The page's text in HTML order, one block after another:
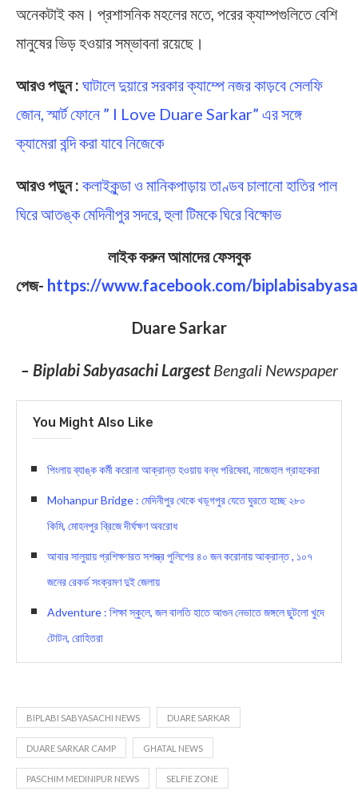
অনেকটাই কম। প্রশাসনিক মহলের মতে, পরের ক্যাম্পগুলিতে বেশি
মানুষের ভিড় হওয়ার সম্ভাবনা রয়েছে।
আরও পড়ুন : ঘাটালে দুয়ারে সরকার ক্যাম্পে নজর কাড়বে সেলফি
জোন, স্মার্ট ফোনে ” I Love Duare Sarkar” এর সঙ্গে
ক্যামেরা বন্দি করা যাবে নিজেকে
আরও পড়ুন : কলাইকুন্ডা ও মানিকপাড়ায় তাণ্ডব চালানো হাতির পাল
ঘিরে আতঙ্ক মেদিনীপুর সদরে, হুলা টিমকে ঘিরে বিক্ষোভ
লাইক করুন আমাদের ফেসবুক
পেজ- https://www.facebook.com/
Duare Sarkar
– Biplabi Sabyasachi LargestBengali Newspaper
You Might Also Like
পিংল‍ায় ব্যাঙ্ক কর্মী করোনা আক্রান্ত হওয়ায় বন্ধ পরিষেবা, নাজেহাল গ্রাহকেরা
Mohanpur Bridge : মেদিনীপুর থেকে খড়্গপুর যেতে ঘুরতে হচ্ছে ২৮০
কিমি, মোহনপুর ব্রিজে দীর্ঘক্ষণ অবরোধ
আবার সালুয়ায় প্রশিক্ষণরত সশস্ত্র পুলিশের ৪০ জন করোনায় আক্রান্ত , ১০৭
জনের রেকর্ড সংক্রমণ দুই জেলায়
Adventure : শিক্ষা স্কুলে, জল বালতি হাতে আগুন নেভাতে জঙ্গলে ছুটলো খুদে
টোটন, রোহিতরা
BIPLABI SABYASACHI NEWS DUARE SARKAR
DUARE SARKAR CAMP GHATAL NEWS
PASCHIM MEDINIPUR NEWS SELFIE ZONE